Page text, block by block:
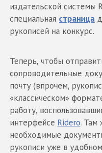
издательской системы
специальная страница
рукописей на конкурс.
Теперь, чтобы
сопроводительные
почту (впрочем,
«классическом»
работу,
интерфейсе Ridero. Там
необходимые
рукописи уже в